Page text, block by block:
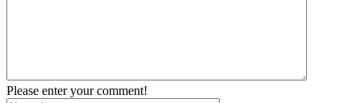
Please enter your comment!